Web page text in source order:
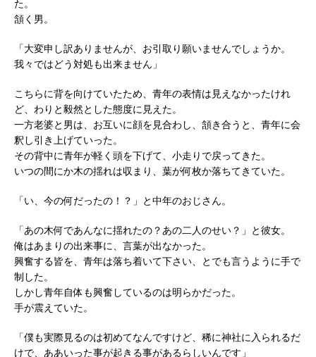
た。
頷く男。
「大変申し訳ありませんが、お引取り願いませんでしょうか。
我々ではどう対処も出来ません」
こちらに背を向けていたため、青年の表情は見えなかったけれ
ど、わりと毅然とした態度に見えた。
一方老婆と男は、お互いに顔を見合わし、頷き合うと、青年に会
釈し引き上げていった。
その背中に青年が軽く頭を下げて、小走りで戻ってきた。
いつの間にか木の揺れは収まり、葉が何枚か落ちてきていた。
「い、今の何だったの！？」と中年のおじさん。
「あの木何であんなに揺れたの？あの二人のせい？」と彼女。
俺はあまりの出来事に、言葉が出なかった。
興奮する皆を、青年は落ち着いて下さい、とでも言うように手で
制した。
しかし青年自体も興奮しているのは明らかだった。
手が震えていた。
「僕も実際見るのは初めてなんですけど、稀に神社に入られるだ
けで、ああいった事が起きる事があるらしいんです」